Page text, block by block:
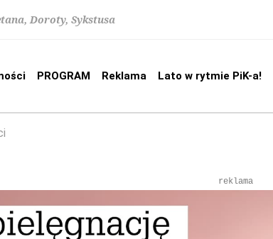
Doroty, Sykstusa
PROGRAM Reklama Lato w rytmie PiK-a!
reklama